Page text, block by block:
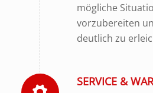
mögliche
vorzubereiten
deutlich zu
SERVICE &